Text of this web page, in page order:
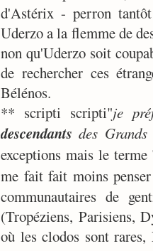
d'Astérix - perron
Uderzo a la flemme de
non qu'Uderzo soit
de rechercher ces
Bélénos.
** scripti scripti"je
descendantsdes
exceptions mais le
me fait fait moins
communautaires de
(Tropéziens, Parisiens,
où les clodos sont